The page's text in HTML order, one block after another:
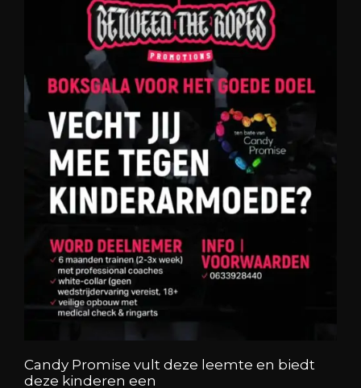
Candy Promise vult deze leemte en biedt
deze kinderen een